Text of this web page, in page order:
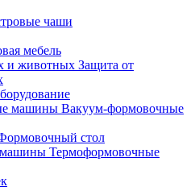
чаши
мебель
Защита от
Вакуум-формовочные
стол
Термоформовочные